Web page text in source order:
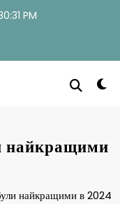
PM
найкращими
найкращими в 2024